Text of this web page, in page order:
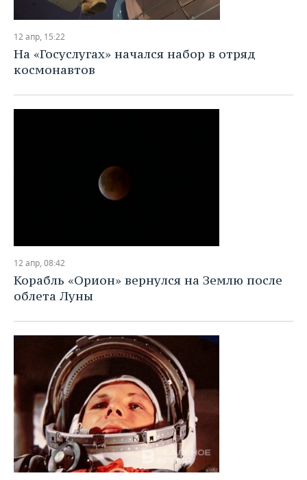
12 апр, 15:22
На «Госуслугах» начался набор в отряд
космонавтов
12 апр, 08:42
Корабль «Орион» вернулся на Землю после
облета Луны